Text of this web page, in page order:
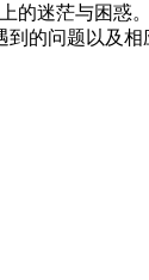
迷茫与困惑
的问题以及